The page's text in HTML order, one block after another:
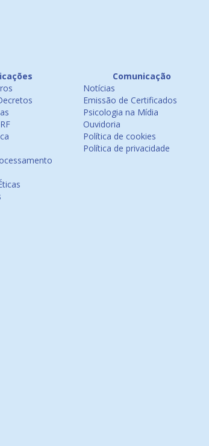
Comunicação
Notícias
Emissão de Certificados
Psicologia na Mídia
Ouvidoria
Política de cookies
Política de privacidade